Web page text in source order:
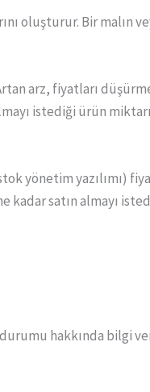
oluşturur. Bir malın
arz, fiyatları
istediği ürün
yönetim yazılımı)
kadar satın almayı
hakkında bilgi